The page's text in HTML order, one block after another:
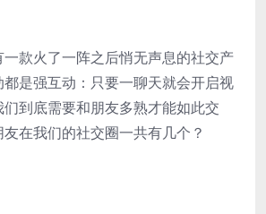
款火了一阵之后悄无声息的社交产
是强互动：只要一聊天就会开启视
到底需要和朋友多熟才能如此交
在我们的社交圈一共有几个？